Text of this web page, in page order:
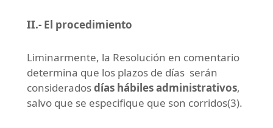
II.- El procedimiento
Liminarmente, la Resolución en comentario
determina que los plazos de días serán
consideradosdías hábiles administrativos,
salvo que se especifique que son corridos(3).